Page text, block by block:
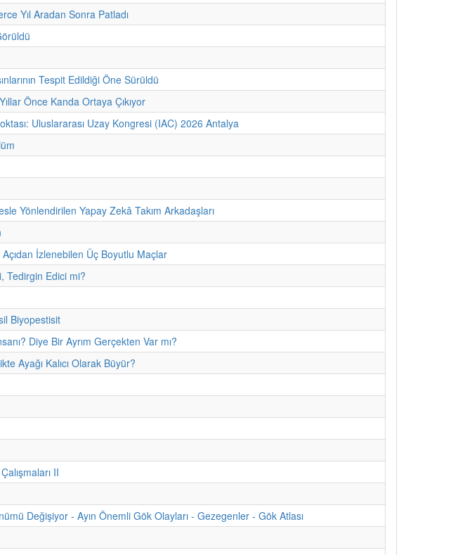
Yıl Aradan Sonra Patladı
Tespit Edildiği Öne Sürüldü
Önce Kanda Ortaya Çıkıyor
Uluslararası Uzay Kongresi (IAC) 2026 Antalya
Yönlendirilen Yapay Zekâ Takım Arkadaşları
İzlenebilen Üç Boyutlu Maçlar
Tedirgin Edici mi?
Biyopestisit
Diye Bir Ayrım Gerçekten Var mı?
Ayağı Kalıcı Olarak Büyür?
II
Değişiyor - Ayın Önemli Gök Olayları - Gezegenler - Gök Atlası